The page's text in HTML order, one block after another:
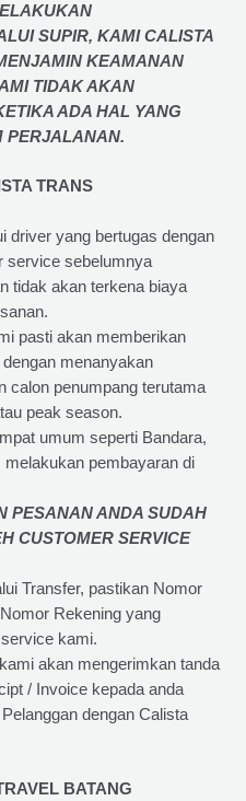
SUPIR, KAMICALISTA
KEAMANAN
TIDAK AKAN
ADA HAL YANG
PERJALANAN.
TRANS
driver yang bertugas dengan
service sebelumnya
tidak akan terkena biaya
pasti akan memberikan
menanyakan
calon penumpang terutama
peak season.
umum seperti Bandara,
pembayaran di
PESANAN ANDA SUDAH
CUSTOMER SERVICE
Transfer, pastikan Nomor
Rekening yang
kami.
akan mengerimkan tanda
/ Invoice kepada anda
dengan Calista
BATANG